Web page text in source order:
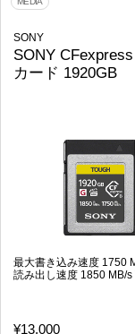
SONY
SONY
カード 1920GB
最大書き込み速度 1750
読み出し速度 1850 MB/
¥13,000